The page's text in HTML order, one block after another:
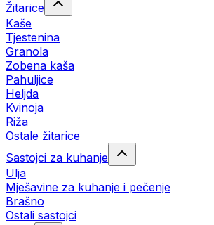
Žitarice
Kaše
Tjestenina
Granola
Zobena kaša
Pahuljice
Heljda
Kvinoja
Riža
Ostale žitarice
Sastojci za kuhanje
Ulja
Mješavine za kuhanje i pečenje
Brašno
Ostali sastojci